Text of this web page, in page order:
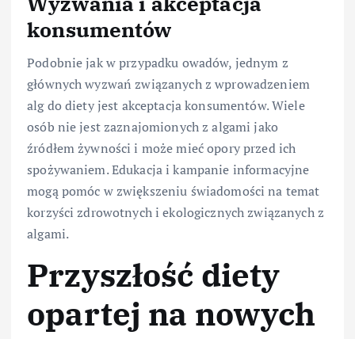
konsumentów
Podobnie jak w przypadku owadów, jednym z
głównych wyzwań związanych z wprowadzeniem
alg do diety jest akceptacja konsumentów. Wiele
osób nie jest zaznajomionych z algami jako
źródłem żywności i może mieć opory przed ich
spożywaniem. Edukacja i kampanie informacyjne
mogą pomóc w zwiększeniu świadomości na temat
korzyści zdrowotnych i ekologicznych związanych z
algami.
Przyszłość diety
opartej na nowych